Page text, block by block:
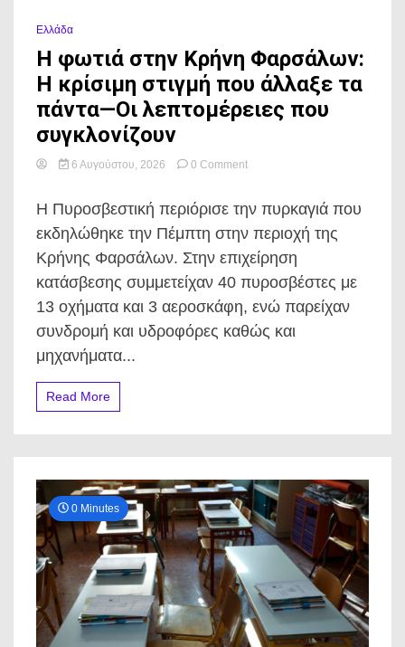
Ελλάδα
Η φωτιά στην Κρήνη Φαρσάλων:
Η κρίσιμη στιγμή που άλλαξε τα
πάντα—Οι λεπτομέρειες που
συγκλονίζουν
6 Αυγούστου, 2026 0 Commenton
στην
Κρήνη
Φαρσάλων:
Η
κρίσιμη
στιγμή
που
άλλαξε
Η Πυροσβεστική περιόρισε την πυρκαγιά που
εκδηλώθηκε την Πέμπτη στην περιοχή της
Κρήνης Φαρσάλων. Στην επιχείρηση
κατάσβεσης συμμετείχαν 40 πυροσβέστες με
13 οχήματα και 3 αεροσκάφη, ενώ παρείχαν
συνδρομή και υδροφόρες καθώς και
μηχανήματα...
Read More
0 Minutes